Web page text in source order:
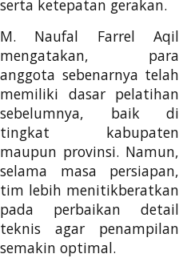
serta ketepatan gerakan.
M. Naufal Farrel Aqil
mengatakan, para
anggota sebenarnya telah
memiliki dasar pelatihan
sebelumnya, baik di
tingkat kabupaten
maupun provinsi. Namun,
selama masa persiapan,
tim lebih menitikberatkan
pada perbaikan detail
teknis agar penampilan
semakin optimal.